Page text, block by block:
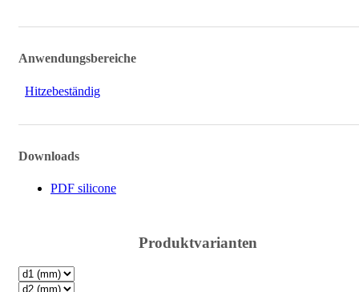
Anwendungsbereiche
Hitzebeständig
Downloads
PDF silicone
Produktvarianten